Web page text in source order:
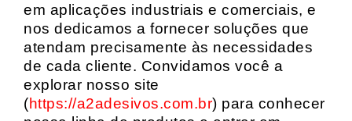
em aplicações industriais e comerciais, e
nos dedicamos a fornecer soluções que
atendam precisamente às necessidades
de cada cliente. Convidamos você a
explorar nosso site
(https://a2adesivos.com.br) para conhecer